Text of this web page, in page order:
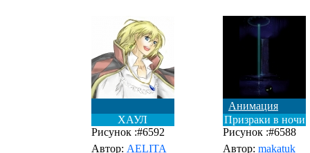
ХАУЛ
Рисунок :#6592
Автор: AELITA
Анимация
Призраки в ночи
Рисунок :#6588
Автор: makatuk